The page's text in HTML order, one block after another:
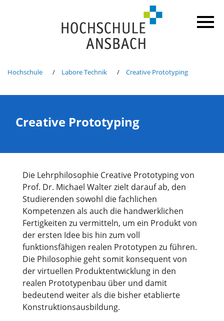
Hochschule Labore Technik Creative Prototyping
Creative Prototyping
Die Lehrphilosophie Creative Prototyping von
Prof. Dr. Michael Walter zielt darauf ab, den
Studierenden sowohl die fachlichen
Kompetenzen als auch die handwerklichen
Fertigkeiten zu vermitteln, um ein Produkt von
der ersten Idee bis hin zum voll
funktionsfähigen realen Prototypen zu führen.
Die Philosophie geht somit konsequent von
der virtuellen Produktentwicklung in den
realen Prototypenbau über und damit
bedeutend weiter als die bisher etablierte
Konstruktionsausbildung.